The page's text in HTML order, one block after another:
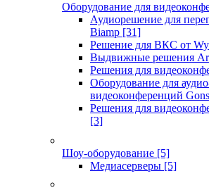
Оборудование для
Аудиорешение для
Biamp [31]
Решение для ВКС от
Выдвижные решения
Решения для
Оборудование для
видеоконференций
Решения для
[3]
Шоу-оборудование [5]
Медиасерверы [5]